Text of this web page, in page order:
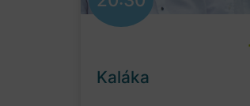
Kaláka